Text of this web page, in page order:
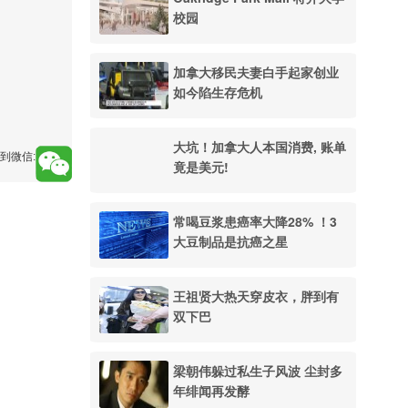
校园
加拿大移民夫妻白手起家创业
如今陷生存危机
大坑！加拿大人本国消费, 账单
竟是美元!
常喝豆浆患癌率大降28% ！3
大豆制品是抗癌之星
王祖贤大热天穿皮衣，胖到有
双下巴
梁朝伟躲过私生子风波 尘封多
年绯闻再发酵
微信: